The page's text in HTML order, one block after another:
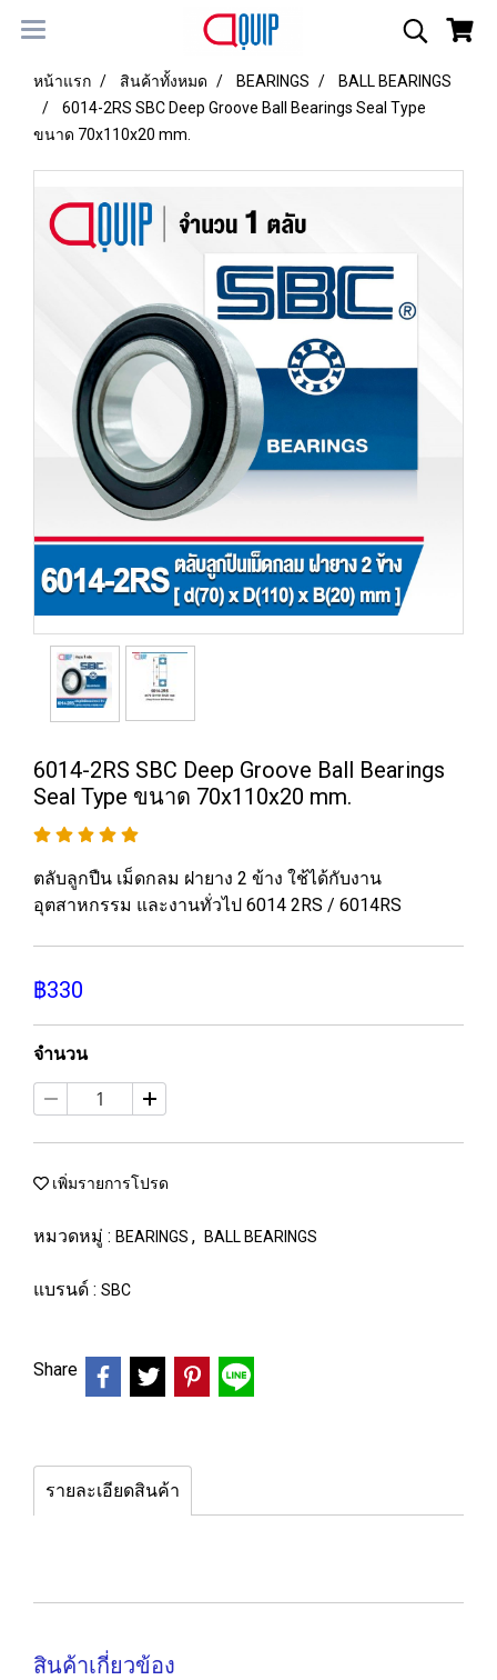
หน้าแรก สินค้าทั้งหมด BEARINGS
BALL BEARINGS
6014-2RS SBC Deep Groove Ball Bearings Seal Type
ขนาด 70x110x20 mm.
6014-2RS SBC Deep Groove Ball Bearings
Seal Type ขนาด 70x110x20 mm.
ตลับลูกปืน เม็ดกลม ฝายาง 2 ข้าง ใช้ได้กับงาน
อุตสาหกรรม และงานทั่วไป 6014 2RS / 6014RS
฿330
จำนวน
เพิ่มรายการโปรด
หมวดหมู่ : BEARINGS , BALL BEARINGS
แบรนด์ : SBC
Share
รายละเอียดสินค้า
สินค้าเกี่ยวข้อง